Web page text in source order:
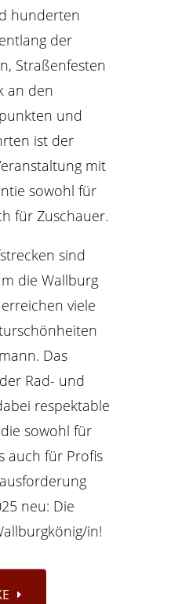
hunderten
der
Straßenfesten
an den
und
ist der
mit
sowohl für
für Zuschauer.
sind
die Wallburg
viele
Das
Rad- und
respektable
sowohl für
auch für Profis
neu: Die
in!